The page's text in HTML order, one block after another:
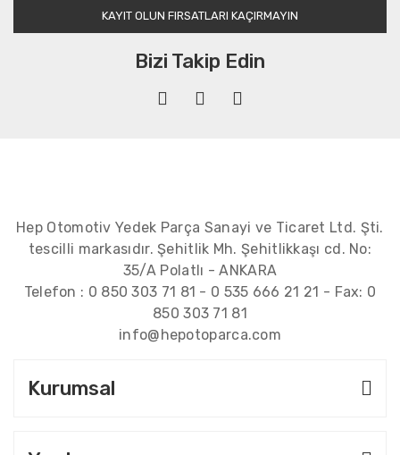
KAYIT OLUN FIRSATLARI KAÇIRMAYIN
Bizi Takip Edin
Hep Otomotiv Yedek Parça Sanayi ve Ticaret Ltd. Şti.
tescilli markasıdır. Şehitlik Mh. Şehitlikkaşı cd. No:
35/A Polatlı - ANKARA
Telefon : 0 850 303 71 81 - 0 535 666 21 21 - Fax: 0
850 303 71 81
info@hepotoparca.com
Kurumsal